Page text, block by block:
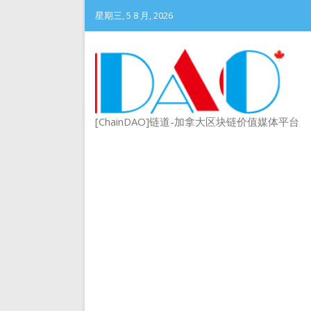
星期三, 5 8 月, 2026
[ChainDAO]链道-加拿大区块链价值媒体平台